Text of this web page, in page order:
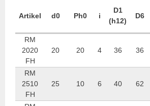
Artikel d0 Ph0 i
D1
(h12)
D6
RM
2020
FH
20 20 4 36 36
RM
2510
FH
25 10 6 40 62